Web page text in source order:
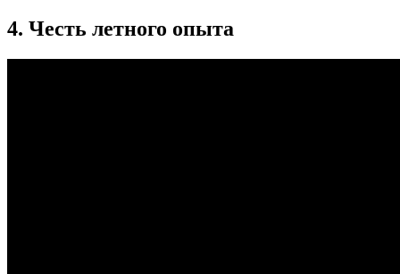
4. Честь летного опыта